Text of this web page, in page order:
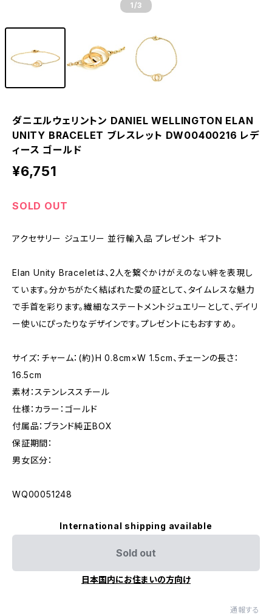
1 /3
ダニエルウェリントン DANIEL WELLINGTON ELAN
UNITY BRACELET ブレスレット DW00400216 レデ
ィース ゴールド
¥6,751
SOLD OUT
アクセサリー ジュエリー 並行輸入品 プレゼント ギフト
Elan Unity Braceletは、2人を繋ぐかけがえのない絆を表現し
ています。分かちがたく結ばれた愛の証として、タイムレスな魅力
で手首を彩ります。繊細なステートメントジュエリーとして、デイリ
ー使いにぴったりなデザインです。プレゼントにもおすすめ。
サイズ：チャーム：(約)H 0.8cm×W 1.5cm、チェーンの長さ：
16.5cm
素材：ステンレススチール
仕様：カラー：ゴールド
付属品：ブランド純正BOX
保証期間：
男女区分：
WQ00051248
International shipping available
Sold out
日本国内にお住まいの方向け
通報する